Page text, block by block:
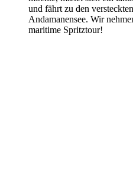
und fährt zu den
Andamanensee. Wir
maritime Spritztour!